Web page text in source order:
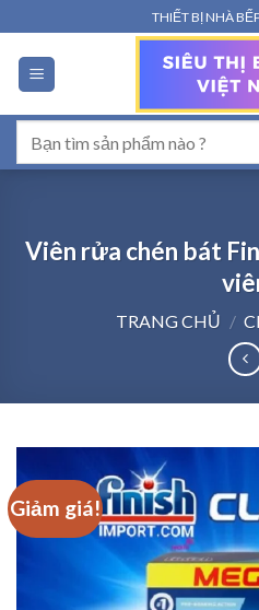
qua
nội
dung
THIẾT BỊ NHÀ
kiếm:
Viên rửa chén bát
TRANG CHỦ /
Giảm giá!